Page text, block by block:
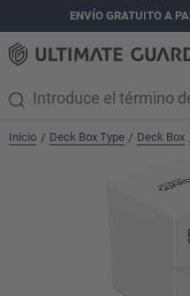
principalENVÍO GRATUITO A
Inicio / Deck Box Type / Deck Box